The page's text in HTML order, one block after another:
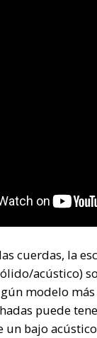
cuerdas, la
acústico)
modelo
puede
un bajo